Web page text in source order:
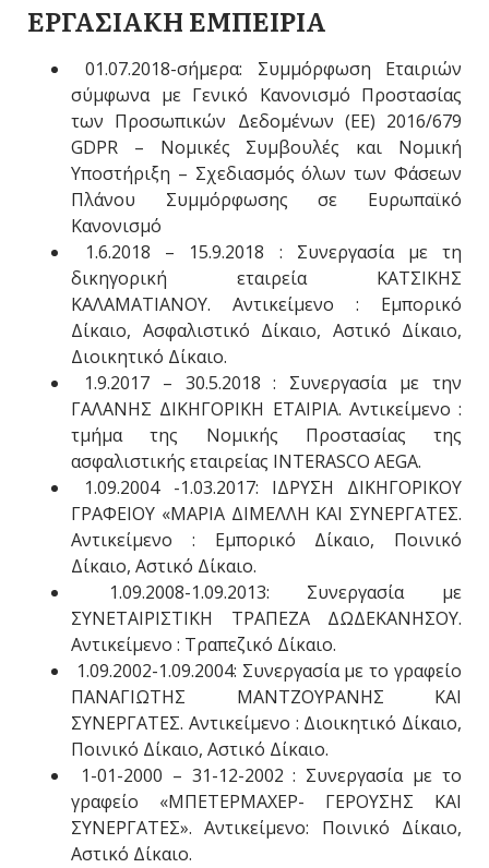
ΕΡΓΑΣΙΑΚΗ ΕΜΠΕΙΡΙΑ
01.07.2018-σήμερα: Συμμόρφωση Εταιριών
σύμφωνα με Γενικό Κανονισμό Προστασίας
των Προσωπικών Δεδομένων (EE) 2016/679
GDPR – Νομικές Συμβουλές και Νομική
Υποστήριξη – Σχεδιασμός όλων των Φάσεων
Πλάνου Συμμόρφωσης σε Ευρωπαϊκό
Κανονισμό
1.6.2018 – 15.9.2018 : Συνεργασία με τη
δικηγορική εταιρεία ΚΑΤΣΙΚΗΣ
ΚΑΛΑΜΑΤΙΑΝΟΥ. Αντικείμενο : Εμπορικό
Δίκαιο, Ασφαλιστικό Δίκαιο, Αστικό Δίκαιο,
Διοικητικό Δίκαιο.
1.9.2017 – 30.5.2018 : Συνεργασία με την
ΓΑΛΑΝΗΣ ΔΙΚΗΓΟΡΙΚΗ ΕΤΑΙΡΙΑ. Αντικείμενο :
τμήμα της Νομικής Προστασίας της
ασφαλιστικής εταιρείας ΙΝΤΕRASCO AEGA.
1.09.2004 -1.03.2017: ΙΔΡΥΣΗ ΔΙΚΗΓΟΡΙΚΟΥ
ΓΡΑΦΕΙΟΥ «ΜΑΡΙΑ ΔΙΜΕΛΛΗ ΚΑΙ ΣΥΝΕΡΓΑΤΕΣ.
Αντικείμενο : Εμπορικό Δίκαιο, Ποινικό
Δίκαιο, Αστικό Δίκαιο.
1.09.2008-1.09.2013: Συνεργασία με
ΣΥΝΕΤΑΙΡΙΣΤΙΚΗ ΤΡΑΠΕΖΑ ΔΩΔΕΚΑΝΗΣΟΥ.
Αντικείμενο : Τραπεζικό Δίκαιο.
1.09.2002-1.09.2004: Συνεργασία με το γραφείο
ΠΑΝΑΓΙΩΤΗΣ ΜΑΝΤΖΟΥΡΑΝΗΣ ΚΑΙ
ΣΥΝΕΡΓΑΤΕΣ. Αντικείμενο : Διοικητικό Δίκαιο,
Ποινικό Δίκαιο, Αστικό Δίκαιο.
1-01-2000 – 31-12-2002 : Συνεργασία με το
γραφείο «ΜΠΕΤΕΡΜΑΧΕΡ- ΓΕΡΟΥΣΗΣ ΚΑΙ
ΣΥΝΕΡΓΑΤΕΣ». Αντικείμενο: Ποινικό Δίκαιο,
Αστικό Δίκαιο.